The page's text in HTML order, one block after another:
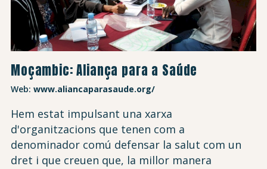
Moçambic: Aliança para a Saúde
Web: www.aliancaparasaude.org/
Hem estat impulsant una xarxa
d'organitzacions que tenen com a
denominador comú defensar la salut com un
dret i que creuen que, la millor manera